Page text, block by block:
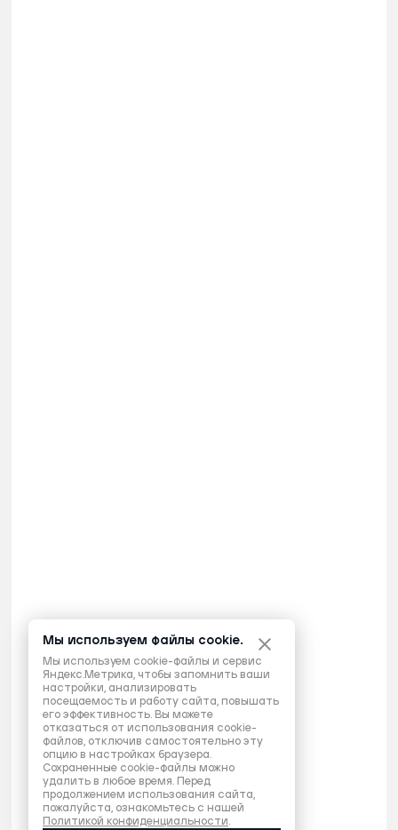
Мы используем файлы cookie.
Мы используем cookie-файлы и сервис
Яндекс.Метрика, чтобы запомнить ваши
настройки, анализировать
посещаемость и работу сайта, повышать
его эффективность. Вы можете
отказаться от использования cookie-
файлов, отключив самостоятельно эту
опцию в настройках браузера.
Сохраненные cookie-файлы можно
удалить в любое время. Перед
продолжением использования сайта,
пожалуйста, ознакомьтесь с нашей
Политикой конфиденциальности.